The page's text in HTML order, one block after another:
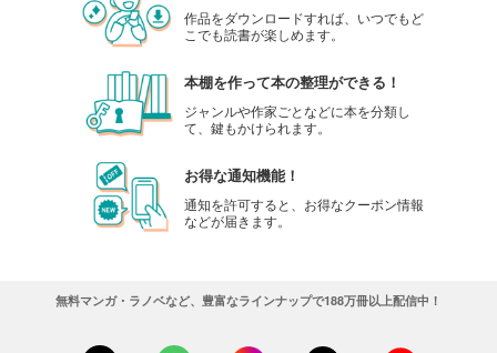
作品をダウンロードすれば、いつでもど
こでも読書が楽しめます。
本棚を作って本の整理ができる！
ジャンルや作家ごとなどに本を分類し
て、鍵もかけられます。
お得な通知機能！
通知を許可すると、お得なクーポン情報
などが届きます。
無料マンガ・ラノベなど、豊富なラインナップで188万冊以上配信中！